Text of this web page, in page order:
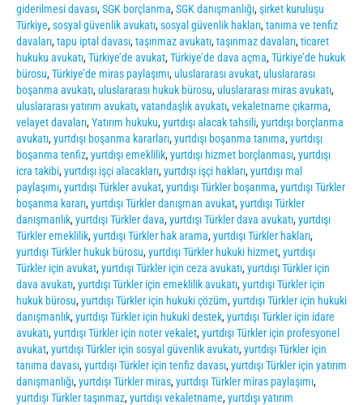
giderilmesi davası, SGK borçlanma, SGK danışmanlığı, şirket kuruluşu
Türkiye, sosyal güvenlik avukatı, sosyal güvenlik hakları, tanıma ve tenfiz
davaları, tapu iptal davası, taşınmaz avukatı, taşınmaz davaları, ticaret
hukuku avukatı, Türkiye’de avukat, Türkiye’de dava açma, Türkiye’de hukuk
bürosu, Türkiye’de miras paylaşımı, uluslararası avukat, uluslararası
boşanma avukatı, uluslararası hukuk bürosu, uluslararası miras avukatı,
uluslararası yatırım avukatı, vatandaşlık avukatı, vekaletname çıkarma,
velayet davaları, Yatırım hukuku, yurtdışı alacak tahsili, yurtdışı borçlanma
avukatı, yurtdışı boşanma kararları, yurtdışı boşanma tanıma, yurtdışı
boşanma tenfiz, yurtdışı emeklilik, yurtdışı hizmet borçlanması, yurtdışı
icra takibi, yurtdışı işçi alacakları, yurtdışı işçi hakları, yurtdışı mal
paylaşımı, yurtdışı Türkler avukat, yurtdışı Türkler boşanma, yurtdışı Türkler
boşanma kararı, yurtdışı Türkler danışman avukat, yurtdışı Türkler
danışmanlık, yurtdışı Türkler dava, yurtdışı Türkler dava avukatı, yurtdışı
Türkler emeklilik, yurtdışı Türkler hak arama, yurtdışı Türkler hakları,
yurtdışı Türkler hukuk bürosu, yurtdışı Türkler hukuki hizmet, yurtdışı
Türkler için avukat, yurtdışı Türkler için ceza avukatı, yurtdışı Türkler için
dava avukatı, yurtdışı Türkler için emeklilik avukatı, yurtdışı Türkler için
hukuk bürosu, yurtdışı Türkler için hukuki çözüm, yurtdışı Türkler için hukuki
danışmanlık, yurtdışı Türkler için hukuki destek, yurtdışı Türkler için idare
avukatı, yurtdışı Türkler için noter vekalet, yurtdışı Türkler için profesyonel
avukat, yurtdışı Türkler için sosyal güvenlik avukatı, yurtdışı Türkler için
tanıma davası, yurtdışı Türkler için tenfiz davası, yurtdışı Türkler için yatırım
danışmanlığı, yurtdışı Türkler miras, yurtdışı Türkler miras paylaşımı,
yurtdışı Türkler taşınmaz, yurtdışı vekaletname, yurtdışı yatırım